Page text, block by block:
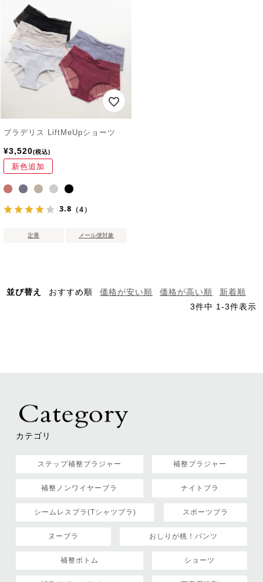
ブラデリス LiftMeUpショーツ
¥3,520 税込
新色追加
3.8 （4）
定番 メール便対象
並び替え おすすめ順 価格が安い順 価格が高い順
新着順
3件中 1 -3件表示
カテゴリ
ステップ補整ブラジャー 補整ブラジャー
補整ノンワイヤーブラ ナイトブラ
シームレスブラ(Tシャツブラ) スポーツブラ
ヌーブラ おしりが桃！パンツ
補整ボトム ショーツ